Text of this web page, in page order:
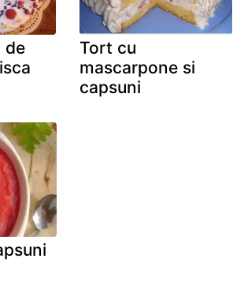
de
Tort cu
mascarpone si
capsuni